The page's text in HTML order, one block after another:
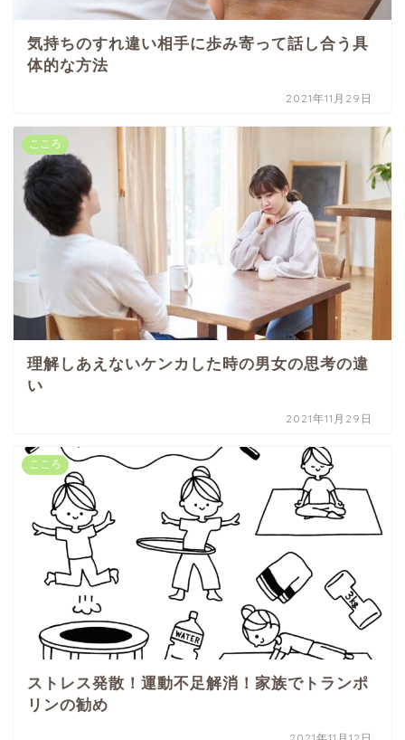
気持ちのすれ違い相手に歩み寄って話し合う具
体的な方法
2021年11月29日
こころ
理解しあえないケンカした時の男女の思考の違
い
2021年11月29日
こころ
ストレス発散！運動不足解消！家族でトランポ
リンの勧め